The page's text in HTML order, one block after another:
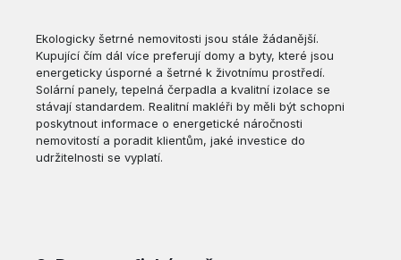
Ekologicky šetrné nemovitosti jsou stále žádanější.
Kupující čím dál více preferují domy a byty, které jsou
energeticky úsporné a šetrné k životnímu prostředí.
Solární panely, tepelná čerpadla a kvalitní izolace se
stávají standardem. Realitní makléři by měli být schopni
poskytnout informace o energetické náročnosti
nemovitostí a poradit klientům, jaké investice do
udržitelnosti se vyplatí.